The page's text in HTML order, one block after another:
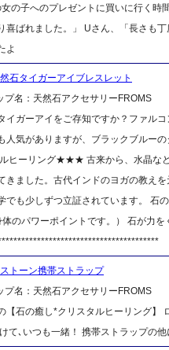
女の子へのプレゼントに買いに
喜ばれました。」 Uさん、「長さも
よ
石タイガーアイブレスレット
名：天然石アクセサリーFROMS
イガーアイをご存知ですか？ファル
人気がありますが、ブラックブルー
リング★★★ 古来から、水晶など
きました。古代インドのヨガの教え
でも少しずつ立証されています。 石
のパワーポイントです。） 石が力
トーン携帯ストラップ
名：天然石アクセサリーFROMS
【石の癒し*クリスタルヒーリング】
て､いつも一緒！ 携帯ストラップの